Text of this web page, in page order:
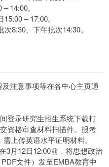
14:00。
– 17:00。
8:30、下午批次14:30。
及注意事项等在各中心主页通
登录研究生招生系统下载打
资格审查材料扫描件。报考
上传英语水平证明材料。
3月12日12:00前，将思想政治
文件）发至EMBA教育中